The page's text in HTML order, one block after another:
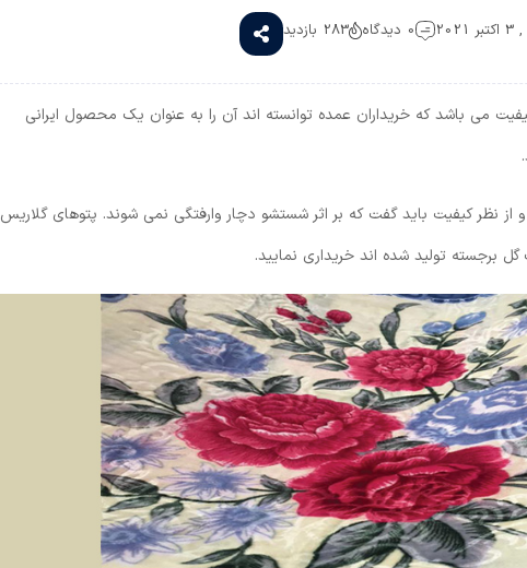
0 دیدگاه 283 بازدید
می باشد که خریداران عمده توانسته اند آن را به عنوان یک محصول ایرانی
نظر کیفیت باید گفت که بر اثر شستشو دچار وارفتگی نمی شوند. پتوهای گلاریس
برجسته تولید شده اند خریداری نمایید.